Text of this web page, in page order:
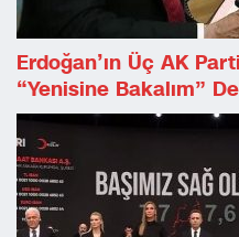
Erdoğan’ın Üç AK
“yenisine Bakalım”